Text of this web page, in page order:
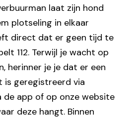
laat zijn hond
plotseling in elkaar
direct dat er geen tijd te
112. Terwijl je wacht op
herinner je je dat er een
is geregistreerd via
de app of op onze website
deze hangt. Binnen